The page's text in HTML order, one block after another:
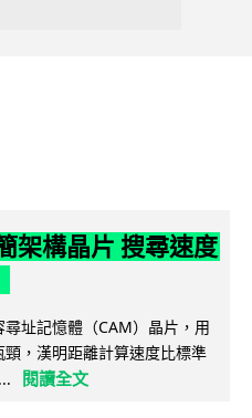
架構晶片 搜尋速度
址記憶體（CAM）晶片，用
，漢明距離計算速度比標準
閱讀全文